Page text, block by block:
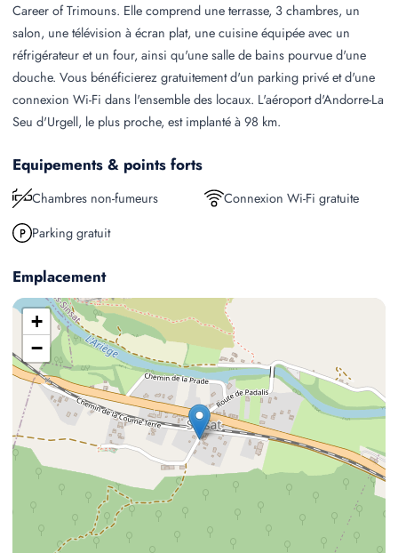
Career of Trimouns. Elle comprend une terrasse, 3 chambres, un
salon, une télévision à écran plat, une cuisine équipée avec un
réfrigérateur et un four, ainsi qu'une salle de bains pourvue d'une
douche. Vous bénéficierez gratuitement d'un parking privé et d'une
connexion Wi-Fi dans l'ensemble des locaux. L'aéroport d'Andorre-La
Seu d'Urgell, le plus proche, est implanté à 98 km.
Equipements & points forts
Chambres non-fumeurs
Connexion Wi-Fi gratuite
Parking gratuit
Emplacement
+
−